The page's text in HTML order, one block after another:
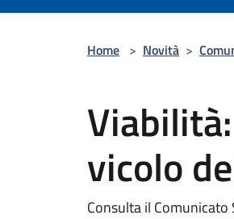
Home > Novità >
vicolo
Consulta il Comunicato